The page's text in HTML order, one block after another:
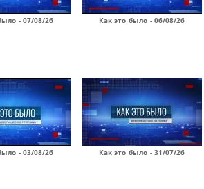
- 07/08/26 Как это было - 06/08/26
- 03/08/26 Как это было - 31/07/26